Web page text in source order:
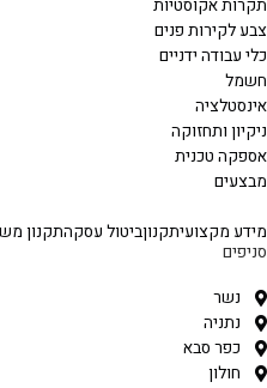
תקרות אקוסטיות
צבע לקירות פנים
כלי עבודה ידניים
חשמל
אינסטלציה
ניקיון ותחזוקה
אספקה טכנית
מבצעים
מידע מקצועיתקנוןביטול עסקהתקנון
סניפים
נשר
נתניה
כפר סבא
חולון